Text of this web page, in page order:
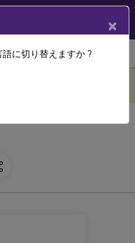
Managementサー
×
に切り替えますか ?